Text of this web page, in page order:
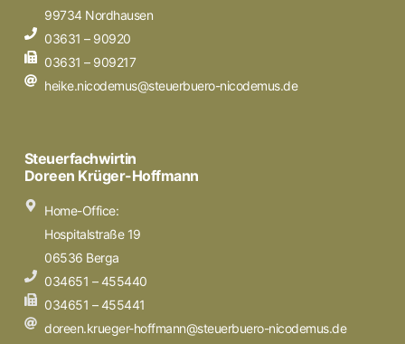
99734 Nordhausen
03631 – 90920
03631 – 909217
heike.nicodemus@steuerbuero-nicodemus.de
Steuerfachwirtin
Doreen Krüger-Hoffmann
Home-Office:
Hospitalstraße 19
06536 Berga
034651 – 455440
034651 – 455441
doreen.krueger-hoffmann@steuerbuero-nicodemus.de